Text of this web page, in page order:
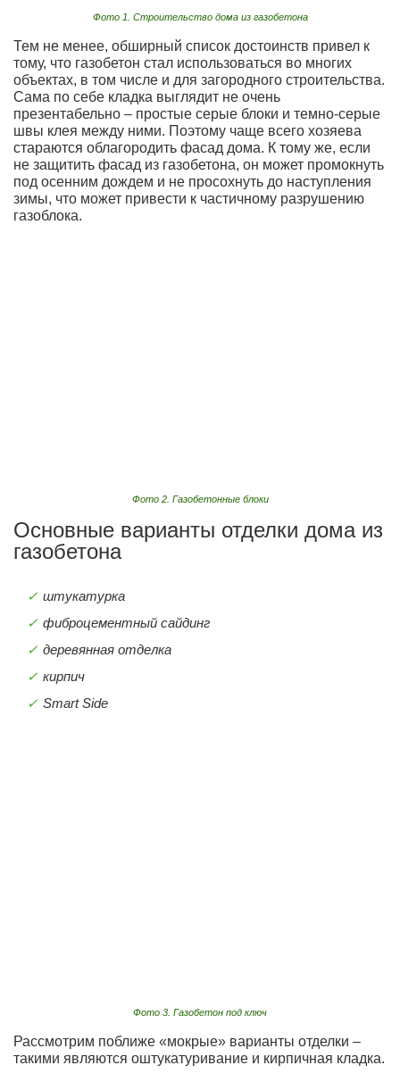
Фото 1. Строительство дома из газобетона
Тем не менее, обширный список достоинств привел к
тому, что газобетон стал использоваться во многих
объектах, в том числе и для загородного строительства.
Сама по себе кладка выглядит не очень
презентабельно – простые серые блоки и темно-серые
швы клея между ними. Поэтому чаще всего хозяева
стараются облагородить фасад дома. К тому же, если
не защитить фасад из газобетона, он может промокнуть
под осенним дождем и не просохнуть до наступления
зимы, что может привести к частичному разрушению
газоблока.
Фото 2. Газобетонные блоки
Основные варианты отделки дома из
газобетона
штукатурка
фиброцементный сайдинг
деревянная отделка
кирпич
Smart Side
Фото 3. Газобетон под ключ
Рассмотрим поближе «мокрые» варианты отделки –
такими являются оштукатуривание и кирпичная кладка.